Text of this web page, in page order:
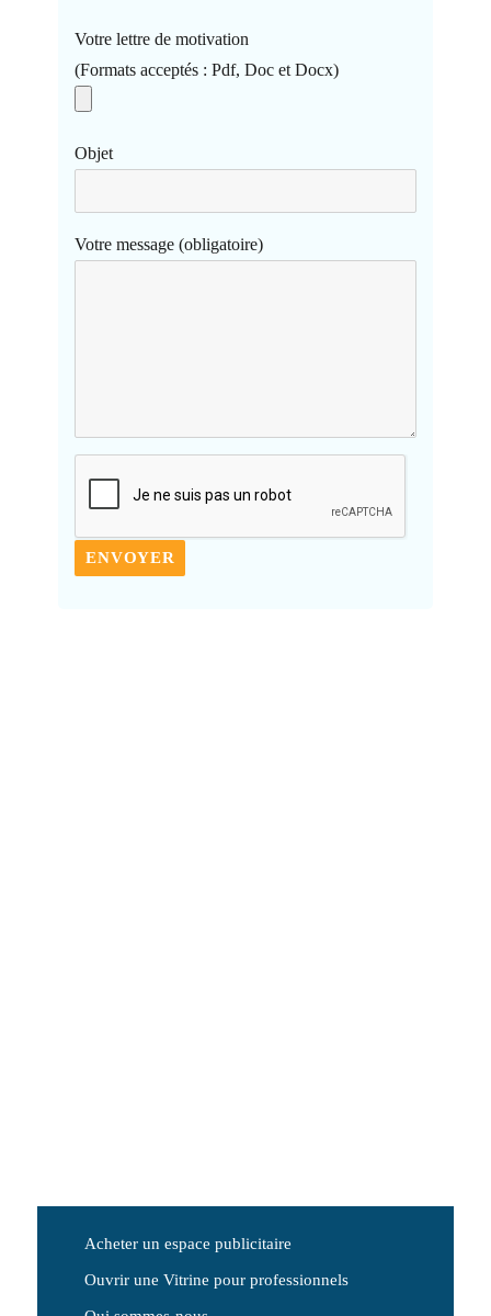
Votre lettre de motivation
(Formats acceptés : Pdf, Doc et Docx)
Objet
Votre message (obligatoire)
Acheter un espace publicitaire
Ouvrir une Vitrine pour professionnels